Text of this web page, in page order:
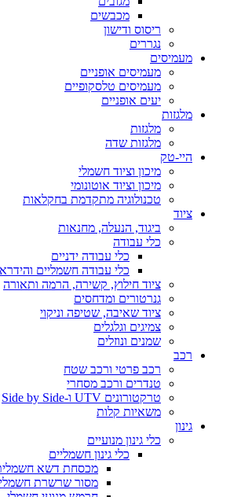
מכבשים
ריסוס ודישון
נגררים
מעמיסים
מעמיסים אופניים
מעמיסים טלסקופיים
יעים אופניים
מלגזות
מלגזות
מלגזות שדה
היי-טק
מיכון וציוד חשמלי
מיכון וציוד אוטונומי
טכנולוגיה מתקדמת בחקלאות
ציוד
ביגוד, הנעלה, מחנאות
כלי עבודה
כלי עבודה ידניים
כלי עבודה חשמליים
ציוד חילוץ, קשירה, הרמה ותאורה
גנרטורים ומדחסים
ציוד שאיבה, שטיפה וניקוי
צמיגים וגלגלים
שמנים ונוזלים
רכב
רכב פרטי ורכב שטח
טנדרים ורכב מסחרי
טרקטורונים UTV ו-Side by Side
משאיות קלות
גינון
כלי גינון מנועיים
כלי גינון חשמליים
מכסחת דשא
מסור שרשרת חשמלי